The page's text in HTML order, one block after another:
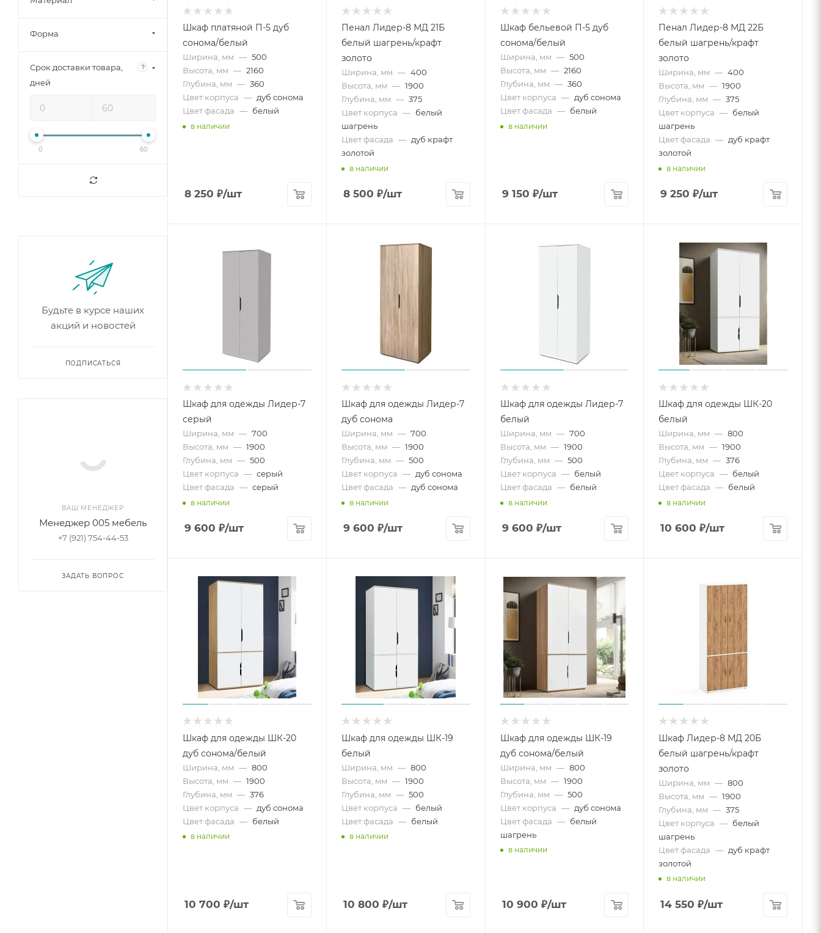
Шкаф платяной П-5 дуб
сонома/белый
Ширина, мм — 500
Высота, мм — 2160
Глубина, мм — 360
Цвет корпуса — дуб сонома
Цвет фасада — белый
в наличии
8 250 ₽/шт
Пенал Лидер-8 МД 21Б
белый шагрень/крафт
золото
Ширина, мм — 400
Высота, мм — 1900
Глубина, мм — 375
Цвет корпуса — белый
шагрень
Цвет фасада — дуб крафт
золотой
в наличии
8 500 ₽/шт
Шкаф бельевой П-5 дуб
сонома/белый
Ширина, мм — 500
Высота, мм — 2160
Глубина, мм — 360
Цвет корпуса — дуб сонома
Цвет фасада — белый
в наличии
9 150 ₽/шт
Пенал Лидер-8 МД 22Б
белый шагрень/крафт
золото
Ширина, мм — 400
Высота, мм — 1900
Глубина, мм — 375
Цвет корпуса — белый
шагрень
Цвет фасада — дуб крафт
золотой
в наличии
9 250 ₽/шт
Шкаф для одежды Лидер-7
серый
Ширина, мм — 700
Высота, мм — 1900
Глубина, мм — 500
Цвет корпуса — серый
Цвет фасада — серый
в наличии
9 600 ₽/шт
Шкаф для одежды Лидер-7
дуб сонома
Ширина, мм — 700
Высота, мм — 1900
Глубина, мм — 500
Цвет корпуса — дуб сонома
Цвет фасада — дуб сонома
в наличии
9 600 ₽/шт
Шкаф для одежды Лидер-7
белый
Ширина, мм — 700
Высота, мм — 1900
Глубина, мм — 500
Цвет корпуса — белый
Цвет фасада — белый
в наличии
9 600 ₽/шт
Шкаф для одежды ШК-20
белый
Ширина, мм — 800
Высота, мм — 1900
Глубина, мм — 376
Цвет корпуса — белый
Цвет фасада — белый
в наличии
10 600 ₽/шт
Шкаф для одежды ШК-20
дуб сонома/белый
Ширина, мм — 800
Высота, мм — 1900
Глубина, мм — 376
Цвет корпуса — дуб сонома
Цвет фасада — белый
в наличии
10 700 ₽/шт
Шкаф для одежды ШК-19
белый
Ширина, мм — 800
Высота, мм — 1900
Глубина, мм — 500
Цвет корпуса — белый
Цвет фасада — белый
в наличии
10 800 ₽/шт
Шкаф для одежды ШК-19
дуб сонома/белый
Ширина, мм — 800
Высота, мм — 1900
Глубина, мм — 500
Цвет корпуса — дуб сонома
Цвет фасада — белый
шагрень
в наличии
10 900 ₽/шт
Шкаф Лидер-8 МД 20Б
белый шагрень/крафт
золото
Ширина, мм — 800
Высота, мм — 1900
Глубина, мм — 375
Цвет корпуса — белый
шагрень
Цвет фасада — дуб крафт
золотой
в наличии
14 550 ₽/шт
Форма
Срок доставки товара,
дней
?
0 60
Будьте в курсе наших
акций и новостей
ПОДПИСАТЬСЯ
ВАШ МЕНЕДЖЕР
Менеджер 005 мебель
+7 (921) 754-44-53
ЗАДАТЬ ВОПРОС